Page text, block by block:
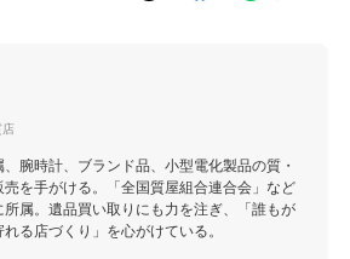
店
腕時計、ブランド品、小型電化製品の質・
売を手がける。「全国質屋組合連合会」など
属。遺品買い取りにも力を注ぎ、「誰もが
る店づくり」を心がけている。